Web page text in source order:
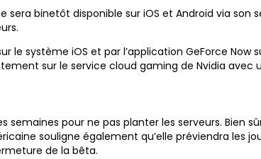
binetôt disponible sur iOS et Android via son
iOS et par l’application GeForce Now
sur le service cloud gaming de Nvidia avec
pour ne pas planter les serveurs. Bien
souligne également qu’elle préviendra les
de la bêta.